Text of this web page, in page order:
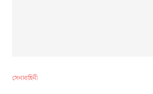
সেনাবাহিনী